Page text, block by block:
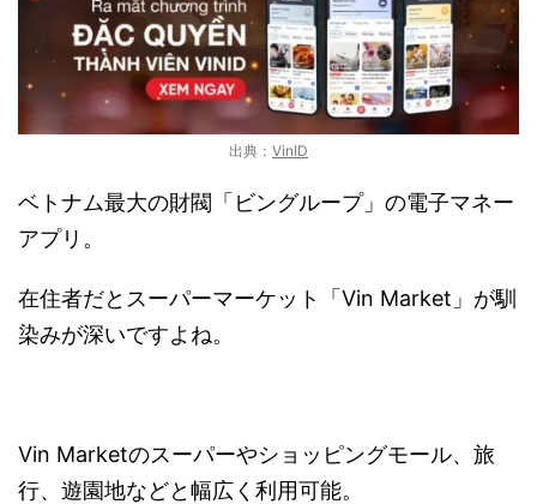
出典： VinID
ベトナム最大の財閥「ビングループ」の電子マネー
アプリ。
在住者だとスーパーマーケット「Vin Market」が馴
染みが深いですよね。
Vin Marketのスーパーやショッピングモール、旅
行、遊園地などと幅広く利用可能。